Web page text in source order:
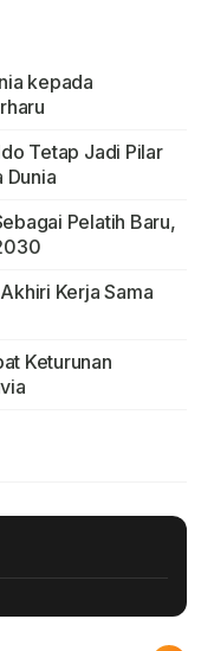
kepada
Tetap Jadi Pilar
Dunia
Pelatih Baru,
Kerja Sama
Keturunan